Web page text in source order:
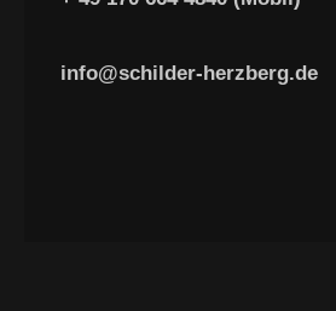
info@schilder-herzberg.de